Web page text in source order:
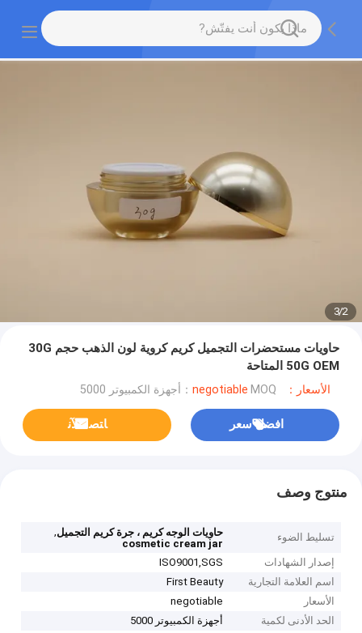
2
/
3
حاويات مستحضرات التجميل كريم كروية لون الذهب حجم 30G
50G OEM المتاحة
الأسعار：negotiable MOQ：أجهزة الكمبيوتر 5000
افضل سعر ﺎﺘﺼﻟ ﺍﻶﻧ
منتوج وصف
تسليط الضوء حاويات الوجه كريم ، جرة كريم التجميل,
cosmetic cream jar
إصدار الشهادات
ISO9001,SGS
اسم العلامة التجارية
First Beauty
الأسعار
negotiable
الحد الأدنى لكمية
أجهزة الكمبيوتر 5000